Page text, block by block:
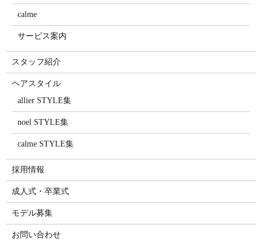
calme
サービス案内
スタッフ紹介
ヘアスタイル
allier STYLE集
noel STYLE集
calme STYLE集
採用情報
成人式・卒業式
モデル募集
お問い合わせ